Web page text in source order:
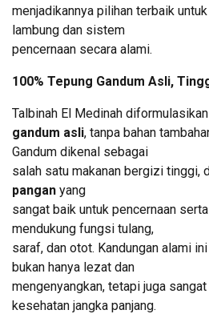
menjadikannya pilihan terbaik
lambung dan sistem
pencernaan secara alami.
100% Tepung Gandum Asli,
Talbinah El Medinah
gandum asli, tanpa bahan
Gandum dikenal sebagai
salah satu makanan bergizi tinggi,
pangan yang
sangat baik untuk pencernaan serta
mendukung fungsi tulang,
saraf, dan otot. Kandungan alami
bukan hanya lezat dan
mengenyangkan, tetapi juga
kesehatan jangka panjang.